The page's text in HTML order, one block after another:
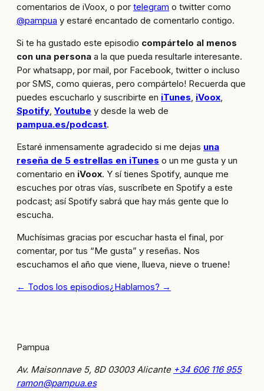
comentarios de iVoox, o por telegram o twitter como
@pampua y estaré encantado de comentarlo contigo.
Si te ha gustado este episodio compártelo al menos
con una persona a la que pueda resultarle interesante.
Por whatsapp, por mail, por Facebook, twitter o incluso
por SMS, como quieras, pero compártelo! Recuerda que
puedes escucharlo y suscribirte en iTunes iVoox
Spotify Youtube y desde la web de
pampua.es/podcast.
Estaré inmensamente agradecido si me dejas una
reseña de 5 estrellas en iTunes o un me gusta y un
comentario en iVoox. Y sí tienes Spotify, aunque me
escuches por otras vías, suscríbete en Spotify a este
podcast; así Spotify sabrá que hay más gente que lo
escucha.
Muchísimas gracias por escuchar hasta el final, por
comentar, por tus “Me gusta” y reseñas. Nos
escuchamos el año que viene, llueva, nieve o truene!
← Todos los episodios¿Hablamos? →
Pampua
Av. Maisonnave 5, 8D 03003 Alicante +34 606 116 955
ramon@pampua.es